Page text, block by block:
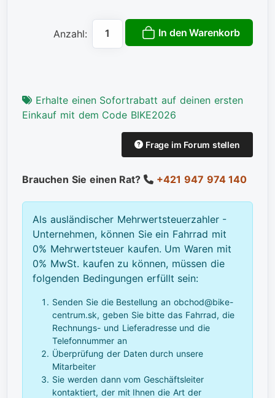
Anzahl: In den Warenkorb
Erhalte einen Sofortrabatt auf deinen ersten
Einkauf mit dem Code BIKE2026
Frage im Forum stellen
Brauchen Sie einen Rat? +421 947 974 140
Als ausländischer Mehrwertsteuerzahler -
Unternehmen, können Sie ein Fahrrad mit
0% Mehrwertsteuer kaufen. Um Waren mit
0% MwSt. kaufen zu können, müssen die
folgenden Bedingungen erfüllt sein:
Senden Sie die Bestellung an obchod@bike-
centrum.sk, geben Sie bitte das Fahrrad, die
Rechnungs- und Lieferadresse und die
Telefonnummer an
Überprüfung der Daten durch unsere
Mitarbeiter
Sie werden dann vom Geschäftsleiter
kontaktiert, der mit Ihnen die Art der